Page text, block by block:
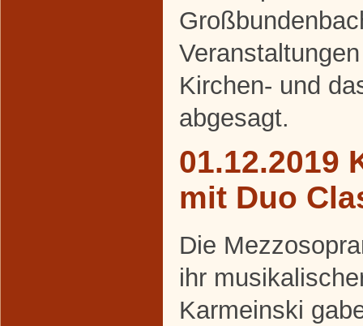
Kirchen- und
abgesagt.
01.12.2019
mit Duo
Die
ihr
Karmeinski